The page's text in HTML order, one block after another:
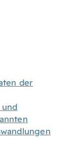
der
und